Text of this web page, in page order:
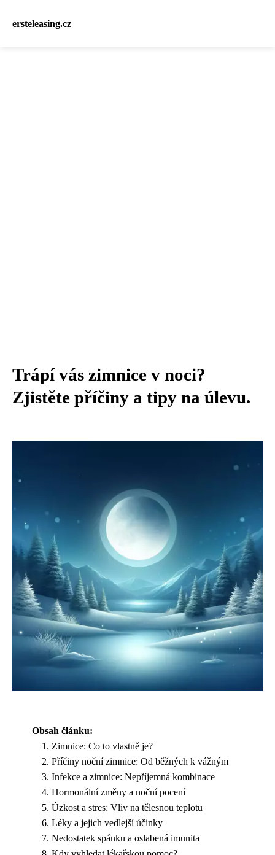
ersteleasing.cz
Trápí vás zimnice v noci?
Zjistěte příčiny a tipy na úlevu.
Obsah článku:
Zimnice: Co to vlastně je?
Příčiny noční zimnice: Od běžných k vážným
Infekce a zimnice: Nepříjemná kombinace
Hormonální změny a noční pocení
Úzkost a stres: Vliv na tělesnou teplotu
Léky a jejich vedlejší účinky
Nedostatek spánku a oslabená imunita